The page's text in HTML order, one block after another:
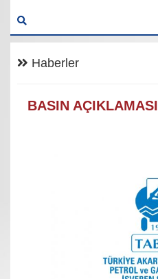
Haberler
BASIN AÇIKLAMASI